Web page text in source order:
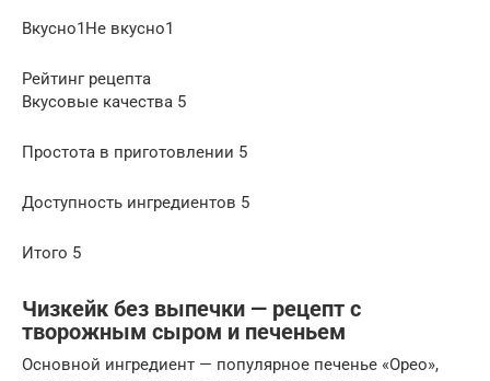
Вкусно1Не вкусно1
Рейтинг рецепта
Вкусовые качества 5
Простота в приготовлении 5
Доступность ингредиентов 5
Итого 5
Чизкейк без выпечки — рецепт с
творожным сыром и печеньем
Основной ингредиент — популярное печенье «Орео»,